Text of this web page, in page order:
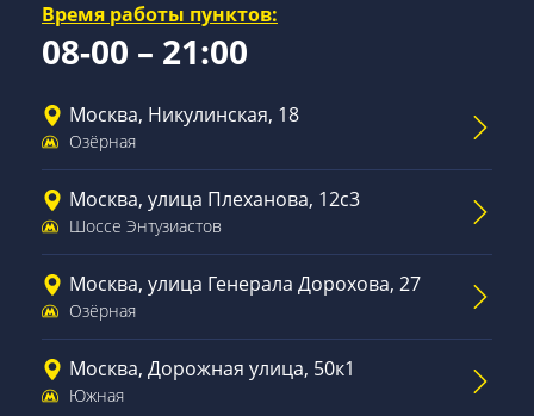
Время работы пунктов:
08-00 – 21:00
Москва, Никулинская, 18
Озёрная
Москва, улица Плеханова, 12с3
Шоссе Энтузиастов
Москва, улица Генерала Дорохова, 27
Озёрная
Москва, Дорожная улица, 50к1
Южная